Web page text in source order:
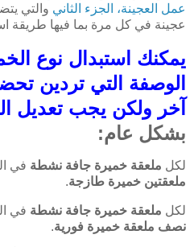
عمل العجينة، الجزء الثاني والتي
عجينة في كل مرة بما فيها طريقة
يمكنك استبدال نوع
الوصفة التي تردين
آخر ولكن يجب تعديل
بشكل عام:
لكل ملعقة خميرة جافة نشطة في
ملعقتين خميرة طازجة.
لكل ملعقة خميرة جافة نشطة في
نصف ملعقة خميرة فورية.